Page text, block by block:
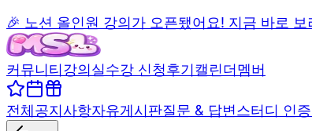
🎉 노션 올인원 강의가 오픈됐어요! 지금 바로
커뮤니티강의실수강 신청후기캘린더멤버
전체공지사항자유게시판질문 & 답변스터디 인증